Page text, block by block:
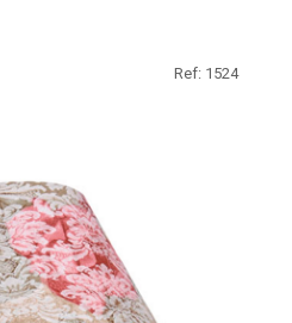
Ref: 1524